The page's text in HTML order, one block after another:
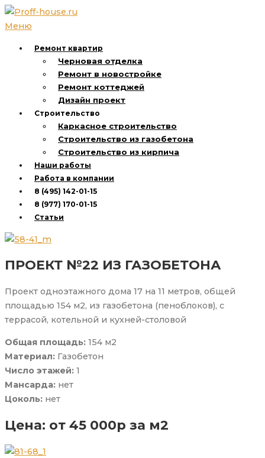
Перейти
к
Меню
Ремонт квартир
Черновая отделка
Ремонт в новостройке
Ремонт коттеджей
Дизайн проект
Строительство
Каркасное строительство
Строительство из газобетона
Строительство из кирпича
Наши работы
Работа в компании
8 (495) 142-01-15
8 (977) 170-01-15
Статьи
ПРОЕКТ №22 ИЗ ГАЗОБЕТОНА
Проект одноэтажного дома 17 на 11 метров, общей
площадью 154 м2, из газобетона (пеноблоков), с
террасой, котельной и кухней-столовой
Общая площадь: 154 м2
Материал: Газобетон
Число этажей: 1
Мансарда: нет
Цоколь: нет
Цена: от 45 000р за м2